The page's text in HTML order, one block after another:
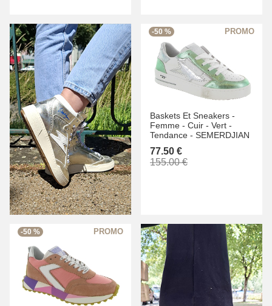
-50 %
Baskets Et Sneakers -
Femme - Cuir - Vert -
Tendance - SEMERDJIAN
77.50 €
155.00 €
-50 %